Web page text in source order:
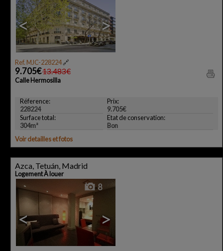
< >
Ref. MJC-228224🔗
9.705€13.483€
Calle Hermosilla
Réference:
228224
Prix:
9.705€
Surface total:
304m²
Etat de conservation:
Bon
Voir detailles et fotos
Azca, Tetuán, Madrid
Logement À louer
< >
8